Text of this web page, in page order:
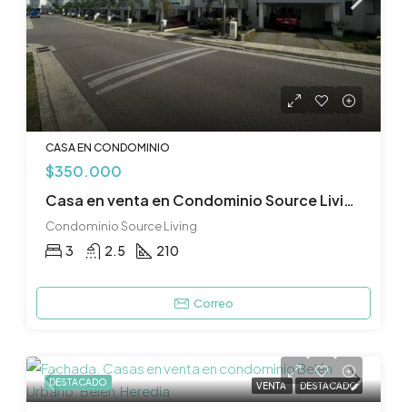
CASA EN CONDOMINIO
$350.000
Casa en venta en Condominio Source Living, Guachipelín, Escazú
Condominio Source Living
3 2.5 210
Correo
DESTACADO VENTA DESTACADO